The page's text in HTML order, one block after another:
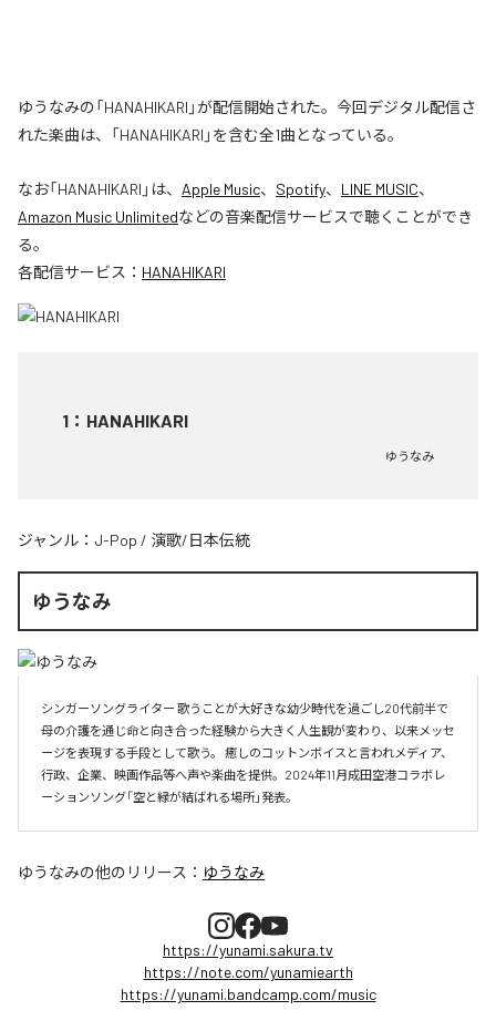
ゆうなみの「HANAHIKARI」が配信開始された。今回デジタル配信さ
れた楽曲は、「HANAHIKARI」を含む全1曲となっている。
なお「HANAHIKARI 」は、 Apple Music、 Spotify、 LINE MUSIC、
Amazon Music Unlimitedなどの音楽配信サービスで聴くことができ
る。
各配信サービス： HANAHIKARI
1 ： HANAHIKARI
ゆうなみ
ジャンル： J-Pop / 演歌/日本伝統
ゆうなみ
シンガーソングライター 歌うことが大好きな幼少時代を過ごし20代前半で
母の介護を通じ命と向き合った経験から大きく人生観が変わり、以来メッセ
ージを表現する手段として歌う。 癒しのコットンボイスと言われメディア、
行政、企業、映画作品等へ声や楽曲を提供。2024年11月成田空港コラボレ
ーションソング「空と緑が結ばれる場所」発表。
ゆうなみの他のリリース： ゆうなみ
https://yunami.sakura.tv
https://note.com/yunamiearth
https://yunami.bandcamp.com/music